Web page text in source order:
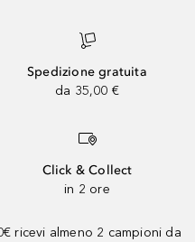
Spedizione gratuita
da 35,00 €
Click & Collect
in 2 ore
ricevi almeno 2 campioni da